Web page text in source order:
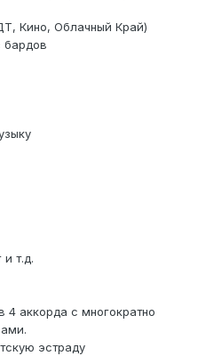
Кино, Облачный Край)
бардов
т.д.
4 аккорда с многократно
эстраду